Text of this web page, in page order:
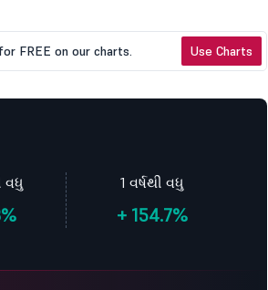
FREE on our charts. Use Charts
વધુ 1 વર્ષથી વધુ
+ 154.7%